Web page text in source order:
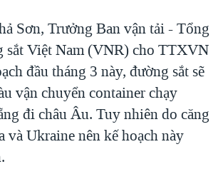
Sơn, Trưởng Ban vận tải - Tổng
sắt Việt Nam (VNR) cho TTXVN
đầu tháng 3 này, đường sắt sẽ
vận chuyển container chạy
đi châu Âu. Tuy nhiên do căng
và Ukraine nên kế hoạch này